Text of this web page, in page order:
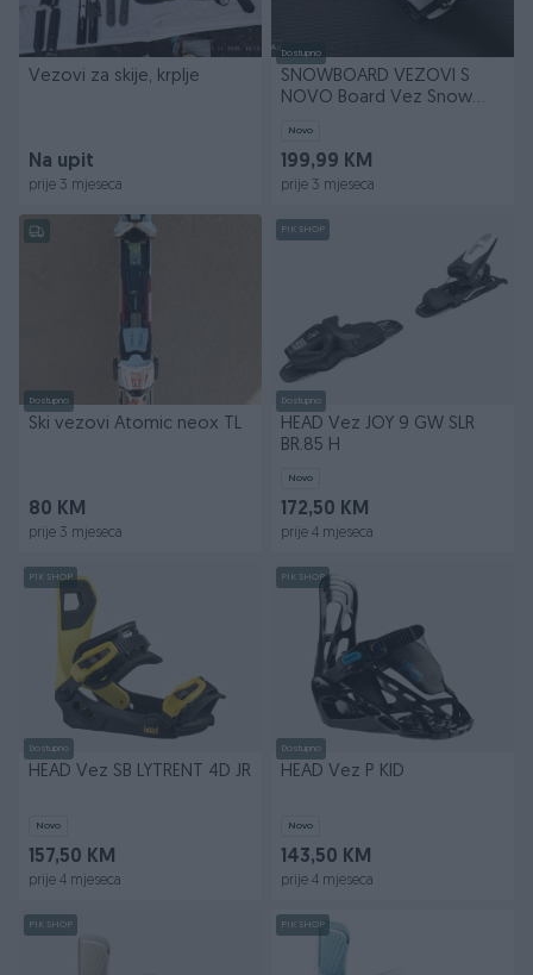
Vezovi za skije, krplje
Na upit
prije 3 mjeseca
Dostupno
SNOWBOARD VEZOVI S
NOVO Board Vez Snow
Novo
199,99 KM
prije 3 mjeseca
Dostupno
Ski vezovi Atomic neox TL
80 KM
prije 3 mjeseca
PIK SHOP
Dostupno
HEAD Vez JOY 9 GW SLR
BR.85 H
Novo
172,50 KM
prije 4 mjeseca
PIK SHOP
Dostupno
HEAD Vez SB LYTRENT 4D JR
Novo
157,50 KM
prije 4 mjeseca
PIK SHOP
Dostupno
HEAD Vez P KID
Novo
143,50 KM
prije 4 mjeseca
PIK SHOP PIK SHOP